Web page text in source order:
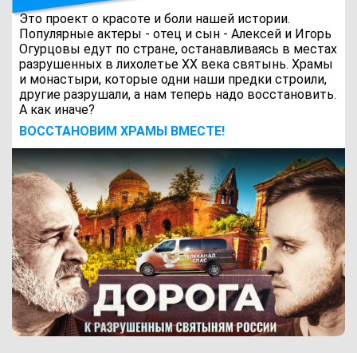
Это проект о красоте и боли нашей истории.
Популярные актеры - отец и сын - Алексей и Игорь
Огурцовы едут по стране, останавливаясь в местах
разрушенных в лихолетье ХХ века святынь. Храмы
и монастыри, которые одни наши предки строили,
другие разрушали, а нам теперь надо восстановить.
А как иначе?
ВОCСТАНОВИМ ХРАМЫ ВМЕСТЕ!